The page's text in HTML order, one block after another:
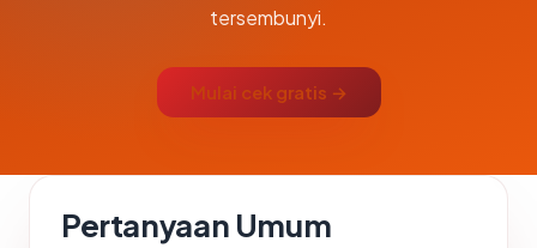
tersembunyi.
Mulai cek gratis →
Pertanyaan Umum